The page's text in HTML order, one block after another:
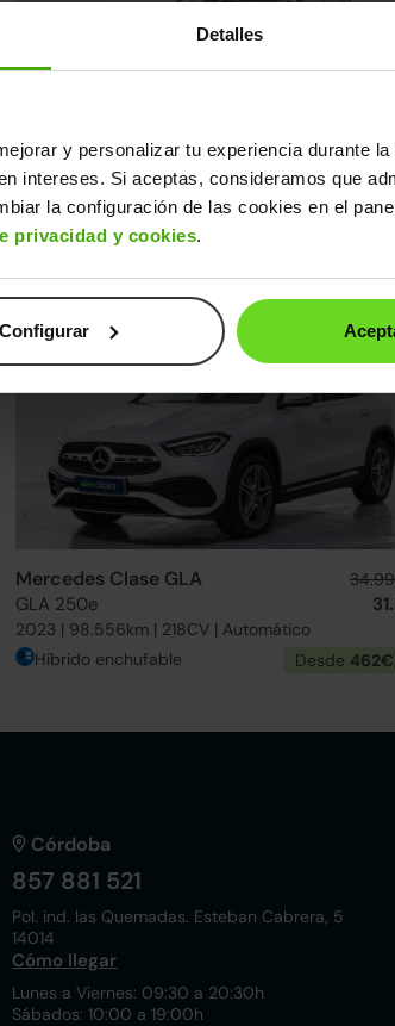
Detalles
y personalizar tu experiencia durante
intereses. Si aceptas, consideramos que
la configuración de las cookies en el
privacidad y cookies.
Configurar
Mercedes Clase C
C Estate 300e 9G-Tronic
2022 | 62.780km | 313CV | Automático
Interior impecable
Mercedes Clase GLA
GLA 250e
2023 | 98.556km | 218CV | Automático
Híbrido enchufable Desde 462€
Córdoba
857 881 521
Pol. ind. las Quemadas. Esteban Cabrera, 5
14014
Cómo llegar
Lunes a Viernes: 09:30 a 20:30h
Sábados: 10:00 a 19:00h